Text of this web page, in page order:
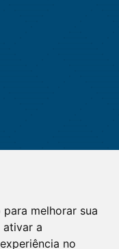
melhorar sua
ativar a
no